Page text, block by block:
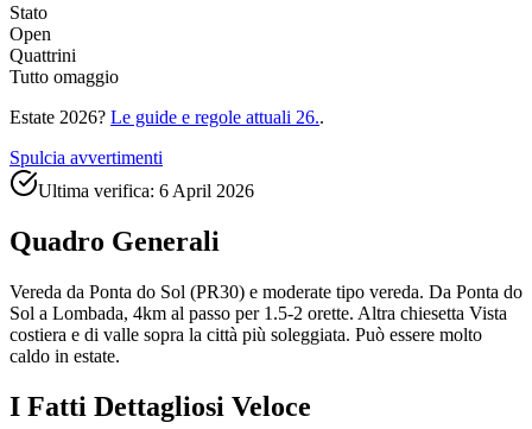
Stato
Open
Quattrini
Tutto omaggio
Estate 2026? Le guide e regole attuali 26..
Spulcia avvertimenti
Ultima verifica: 6 April 2026
Quadro Generali
Vereda da Ponta do Sol (PR30) e moderate tipo vereda. Da Ponta do
Sol a Lombada, 4km al passo per 1.5-2 orette. Altra chiesetta Vista
costiera e di valle sopra la città più soleggiata. Può essere molto
caldo in estate.
I Fatti Dettagliosi Veloce